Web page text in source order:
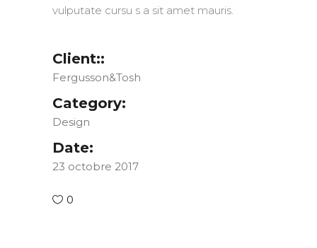
vulputate cursu s a sit amet mauris.
Client::
Fergusson&Tosh
Category:
Design
Date:
23 octobre 2017
0